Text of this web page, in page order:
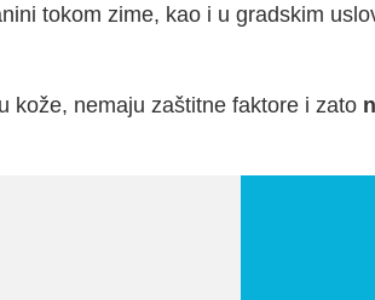
tokom zime, kao i u gradskim
kože, nemaju zaštitne faktore i zato